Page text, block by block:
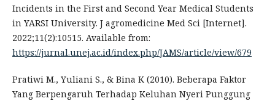
Incidents in the First and Second Year Medical Students
in YARSI University. J agromedicine Med Sci [Internet].
2022;11(2):10515. Available from:
https://jurnal.unej.ac.id/index.php/JAMS/article/view/679
Pratiwi M., Yuliani S., & Bina K (2010). Beberapa Faktor
Yang Berpengaruh Terhadap Keluhan Nyeri Punggung